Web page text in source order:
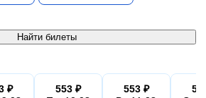
Найти билеты
₽
553 ₽
553 ₽